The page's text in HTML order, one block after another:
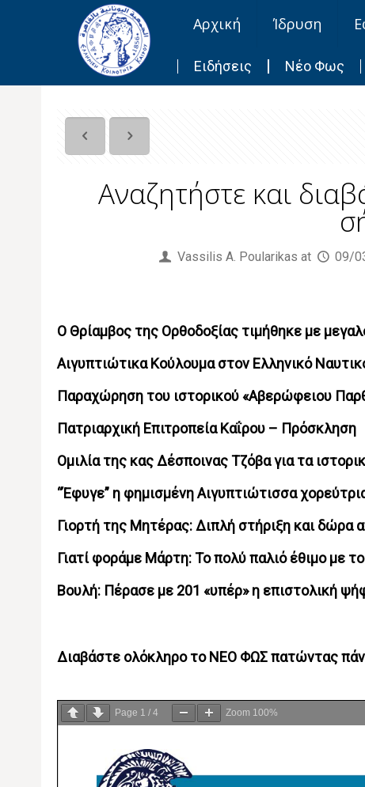
Αρχική Ίδρυση
Ειδήσεις Νέο Φως
Αναζητήστε και
Vassilis Α. Poularikas at 09/
Ο Θρίαμβος της Ορθοδοξίας τιμήθηκε με
Αιγυπτιώτικα Κούλουμα στον Ελληνικό
Παραχώρηση του ιστορικού «Αβερώφειου
Πατριαρχική Επιτροπεία Καΐρου – Πρόσκληση
Ομιλία της κας Δέσποινας Τζόβα για τα
“Έφυγε” η φημισμένη Αιγυπτιώτισσα
Γιορτή της Μητέρας: Διπλή στήριξη και δώρα
Γιατί φοράμε Μάρτη: Το πολύ παλιό έθιμο με
Βουλή: Πέρασε με 201 «υπέρ» η επιστολική
Διαβάστε ολόκληρο το ΝΕΟ ΦΩΣ πατώντας
Page 1 / 4 Zoom 100%